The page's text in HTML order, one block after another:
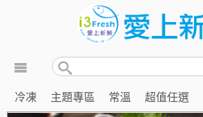
冷凍 主題專區 常溫 超值任選